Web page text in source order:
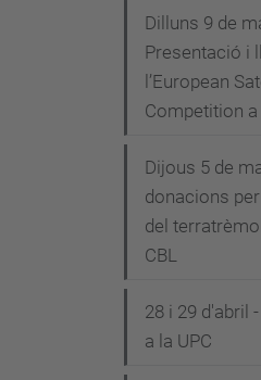
Dilluns 9 de
Presentació i
l’European
Competition a
Dijous 5 de
donacions
del
CBL
28 i 29 d'abril
a la UPC